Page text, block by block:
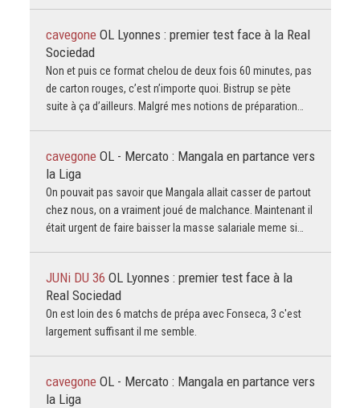
cavegone OL Lyonnes : premier test face à la Real
Sociedad
Non et puis ce format chelou de deux fois 60 minutes, pas
de carton rouges, c’est n’importe quoi. Bistrup se pète
suite à ça d’ailleurs. Malgré mes notions de préparation…
cavegone OL - Mercato : Mangala en partance vers
la Liga
On pouvait pas savoir que Mangala allait casser de partout
chez nous, on a vraiment joué de malchance. Maintenant il
était urgent de faire baisser la masse salariale meme si…
JUNi DU 36 OL Lyonnes : premier test face à la
Real Sociedad
On est loin des 6 matchs de prépa avec Fonseca, 3 c'est
largement suffisant il me semble.
cavegone OL - Mercato : Mangala en partance vers
la Liga